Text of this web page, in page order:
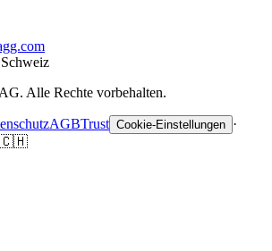
Alle Rechte vorbehalten.
AGBTrust Cookie-Einstellungen ·
🇨🇭